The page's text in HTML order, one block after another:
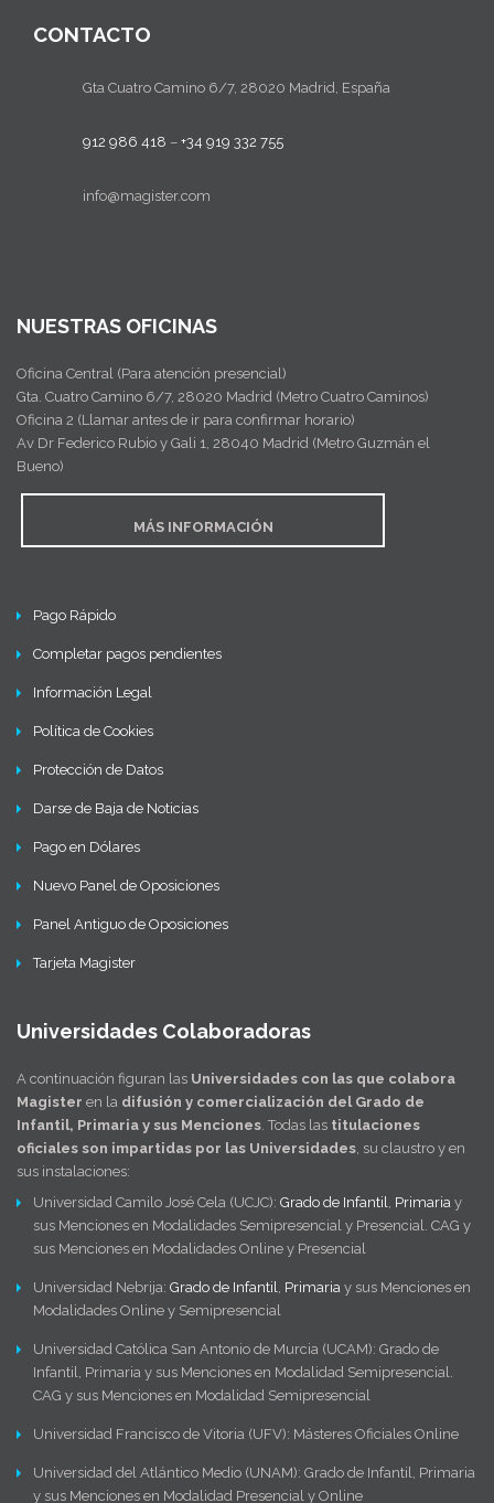
datos@magister.com
CONTACTO
Gta Cuatro Camino 6/7, 28020 Madrid, España
912 986 418 – +34 919 332 755
info@magister.com
NUESTRAS OFICINAS
Oficina Central (Para atención presencial)
Gta. Cuatro Camino 6/7, 28020 Madrid (Metro Cuatro Caminos)
Oficina 2 (Llamar antes de ir para confirmar horario)
Av Dr Federico Rubio y Gali 1, 28040 Madrid (Metro Guzmán el
Bueno)
MÁS INFORMACIÓN
Pago Rápido
Completar pagos pendientes
Información Legal
Política de Cookies
Protección de Datos
Darse de Baja de Noticias
Pago en Dólares
Nuevo Panel de Oposiciones
Panel Antiguo de Oposiciones
Tarjeta Magister
Universidades Colaboradoras
A continuación figuran las Universidades con las que colabora
Magister en la difusión y comercialización del Grado de
Infantil, Primaria y sus Menciones . Todas las titulaciones
oficiales son impartidas por las Universidades , su claustro y en
sus instalaciones:
Universidad Camilo José Cela (UCJC): Grado de Infantil Primaria y
sus Menciones en Modalidades Semipresencial y Presencial. CAG y
sus Menciones en Modalidades Online y Presencial
Universidad Nebrija: Grado de Infantil Primaria y sus Menciones en
Modalidades Online y Semipresencial
Universidad Católica San Antonio de Murcia (UCAM): Grado de
Infantil, Primaria y sus Menciones en Modalidad Semipresencial.
CAG y sus Menciones en Modalidad Semipresencial
Universidad Francisco de Vitoria (UFV): Másteres Oficiales Online
Universidad del Atlántico Medio (UNAM): Grado de Infantil, Primaria
y sus Menciones en Modalidad Presencial y Online